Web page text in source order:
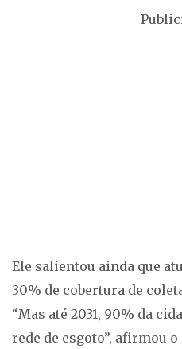
Ele salientou ainda que
30% de cobertura de
“Mas até 2031, 90% da
rede de esgoto”, afirmou